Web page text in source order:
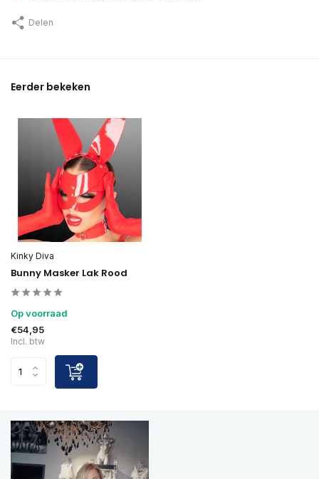
Delen
Eerder bekeken
Kinky Diva
Bunny Masker Lak Rood
Op voorraad
€54,95
Incl. btw